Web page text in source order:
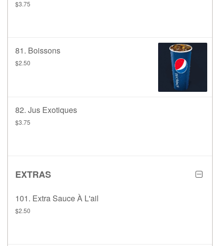
$3.75
81. Boissons
$2.50
82. Jus Exotiques
$3.75
EXTRAS
101. Extra Sauce À L'ail
$2.50